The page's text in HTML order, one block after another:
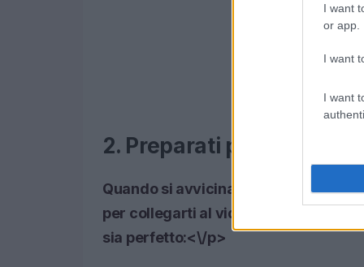
I want
or app.
I want
I want
2. Preparati per la
Quando si avvicina il giorno della
per collegarti al videoconsulto. Ecco
sia perfetto:<\/p>